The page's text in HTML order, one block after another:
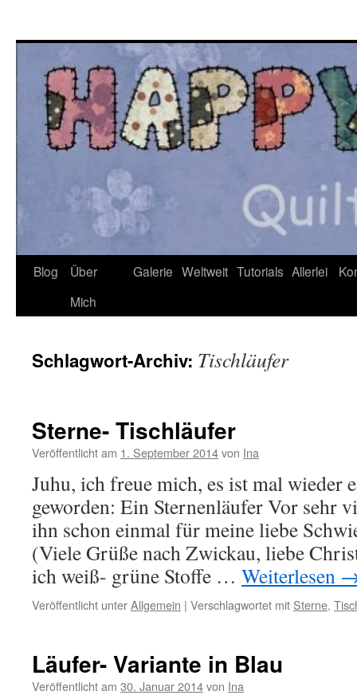
Blog
Über
Mich
Galerie Weltweit Tutorials Allerlei
Schlagwort-Archiv: Tischläufer
Sterne- Tischläufer
Veröffentlicht am 1. September 2014von Ina
Juhu, ich freue mich, es ist mal wieder
geworden: Ein Sternenläufer Vor sehr
ihn schon einmal für meine liebe
(Viele Grüße nach Zwickau, liebe
ich weiß- grüne Stoffe … Weiterlesen
Veröffentlicht unterAllgemein | Verschlagwortet mit Sterne,
Läufer- Variante in Blau
Veröffentlicht am 30. Januar 2014von Ina